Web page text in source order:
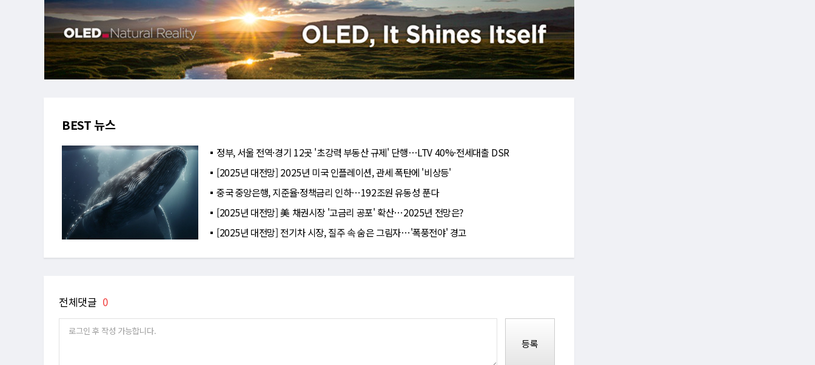
BEST 뉴스
정부, 서울 전역·경기 12곳 '초강력 부동산 규제' 단행⋯LTV 40%·전세대출 DSR
[2025년 대전망] 2025년 미국 인플레이션, 관세 폭탄에 '비상등'
중국 중앙은행, 지준율·정책금리 인하⋯192조원 유동성 푼다
[2025년 대전망] 美 채권시장 '고금리 공포' 확산⋯2025년 전망은?
[2025년 대전망] 전기차 시장, 질주 속 숨은 그림자⋯'폭풍전야' 경고
전체댓글 0
등록